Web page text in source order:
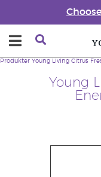
Young
Produkter Young Living Citrus